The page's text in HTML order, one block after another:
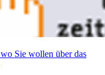
Sie wollen über das